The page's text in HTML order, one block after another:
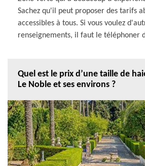
Sachez qu'il peut proposer des tarifs
accessibles à tous. Si vous voulez
renseignements, il faut le téléphoner
Quel est le prix d’une taille de
Le Noble et ses environs ?